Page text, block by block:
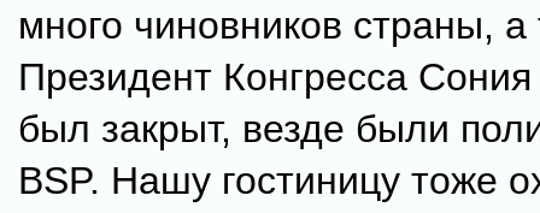
много чиновников страны, а
Президент Конгресса
был закрыт, везде были
BSP. Нашу гостиницу тоже